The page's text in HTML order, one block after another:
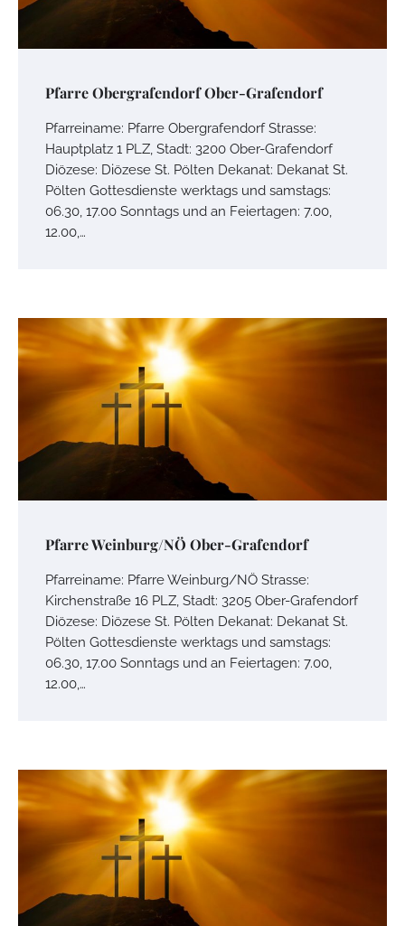
Pfarre Obergrafendorf Ober-Grafendorf
Pfarreiname: Pfarre Obergrafendorf Strasse:
Hauptplatz 1 PLZ, Stadt: 3200 Ober-Grafendorf
Diözese: Diözese St. Pölten Dekanat: Dekanat St.
Pölten Gottesdienste werktags und samstags:
06.30, 17.00 Sonntags und an Feiertagen: 7.00,
12.00,…
Pfarre Weinburg/NÖ Ober-Grafendorf
Pfarreiname: Pfarre Weinburg/NÖ Strasse:
Kirchenstraße 16 PLZ, Stadt: 3205 Ober-Grafendorf
Diözese: Diözese St. Pölten Dekanat: Dekanat St.
Pölten Gottesdienste werktags und samstags:
06.30, 17.00 Sonntags und an Feiertagen: 7.00,
12.00,…